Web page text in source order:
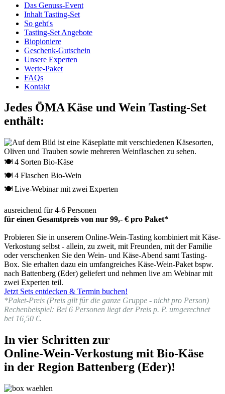
Das Genuss-Event
Inhalt Tasting-Set
So geht's
Tasting-Set Angebote
Biopioniere
Geschenk-Gutschein
Unsere Experten
Werte-Paket
FAQs
Kontakt
Jedes ÖMA Käse und Wein Tasting-Set
enthält:
🍽 4 Sorten Bio-Käse
🍽 4 Flaschen Bio-Wein
🍽 Live-Webinar mit zwei Experten
ausreichend für 4-6 Personen
für einen Gesamtpreis von nur 99,- € pro Paket*
Probieren Sie in unserem Online-Wein-Tasting kombiniert mit Käse-
Verkostung selbst - allein, zu zweit, mit Freunden, mit der Familie
oder verschenken Sie den Wein- und Käse-Abend samt Tasting-
Box. Sie erhalten dazu ein umfangreiches Käse-Wein-Paket bspw.
nach Battenberg (Eder) geliefert und nehmen live am Webinar mit
zwei Experten teil.
Jetzt Sets entdecken & Termin buchen!
*Paket-Preis (Preis gilt für die ganze Gruppe - nicht pro Person)
Rechenbeispiel: Bei 6 Personen liegt der Preis p. P. umgerechnet
bei 16,50 €.
In vier Schritten zur
Online-Wein-Verkostung mit Bio-Käse
in der Region Battenberg (Eder)!